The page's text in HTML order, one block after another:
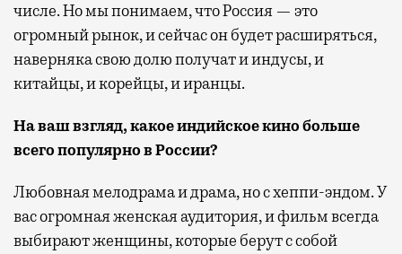
числе. Но мы понимаем, что Россия — это
огромный рынок, и сейчас он будет расширяться,
наверняка свою долю получат и индусы, и
китайцы, и корейцы, и иранцы.
На ваш взгляд, какое индийское кино больше
всего популярно в России?
Любовная мелодрама и драма, но с хеппи-эндом. У
вас огромная женская аудитория, и фильм всегда
выбирают женщины, которые берут с собой